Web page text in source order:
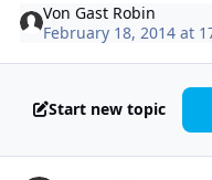
VonGast Robin
February 18, 2014 at
Start new topic